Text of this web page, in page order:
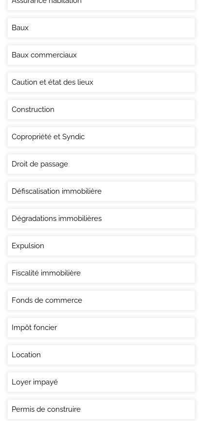
Baux
Baux commerciaux
Caution et état des lieux
Construction
Copropriété et Syndic
Droit de passage
Défiscalisation immobilière
Dégradations immobilières
Expulsion
Fiscalité immobilière
Fonds de commerce
Impôt foncier
Location
Loyer impayé
Permis de construire